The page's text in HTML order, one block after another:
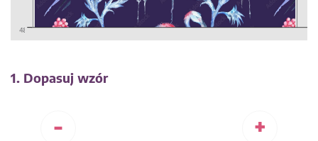
1. Dopasuj wzór
- +